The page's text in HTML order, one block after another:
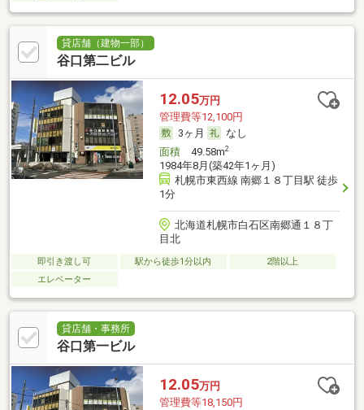
貸店舗（建物一部）
谷口第二ビル
12.05万円
管理費等12,100円
3ヶ月
なし
面積49.58m2
1984年8月(築42年1ヶ月)
札幌市東西線 南郷１８丁目駅 徒歩
1分
北海道札幌市白石区南郷通１８丁
目北
即引き渡し可 駅から徒歩1分以内
2階以上
エレベーター
貸店舗・事務所
谷口第一ビル
12.05万円
管理費等18,150円